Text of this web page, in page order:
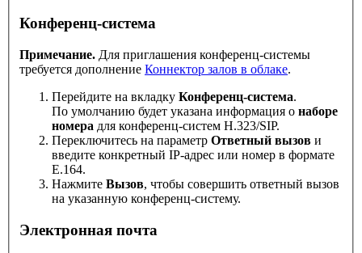
Конференц-система
Примечание. Для приглашения конференц-системы
требуется дополнение Коннектор залов в облаке.
Перейдите на вкладку Конференц-система.
По умолчанию будет указана информация о наборе
номера для конференц-систем H.323/SIP.
Переключитесь на параметр Ответный вызов и
введите конкретный IP-адрес или номер в формате
E.164.
Нажмите Вызов, чтобы совершить ответный вызов
на указанную конференц-систему.
Электронная почта